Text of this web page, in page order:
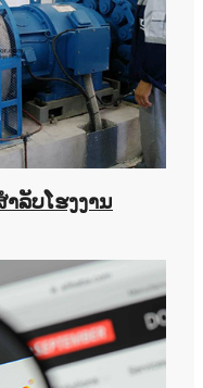
ລັບໂຮງງານ